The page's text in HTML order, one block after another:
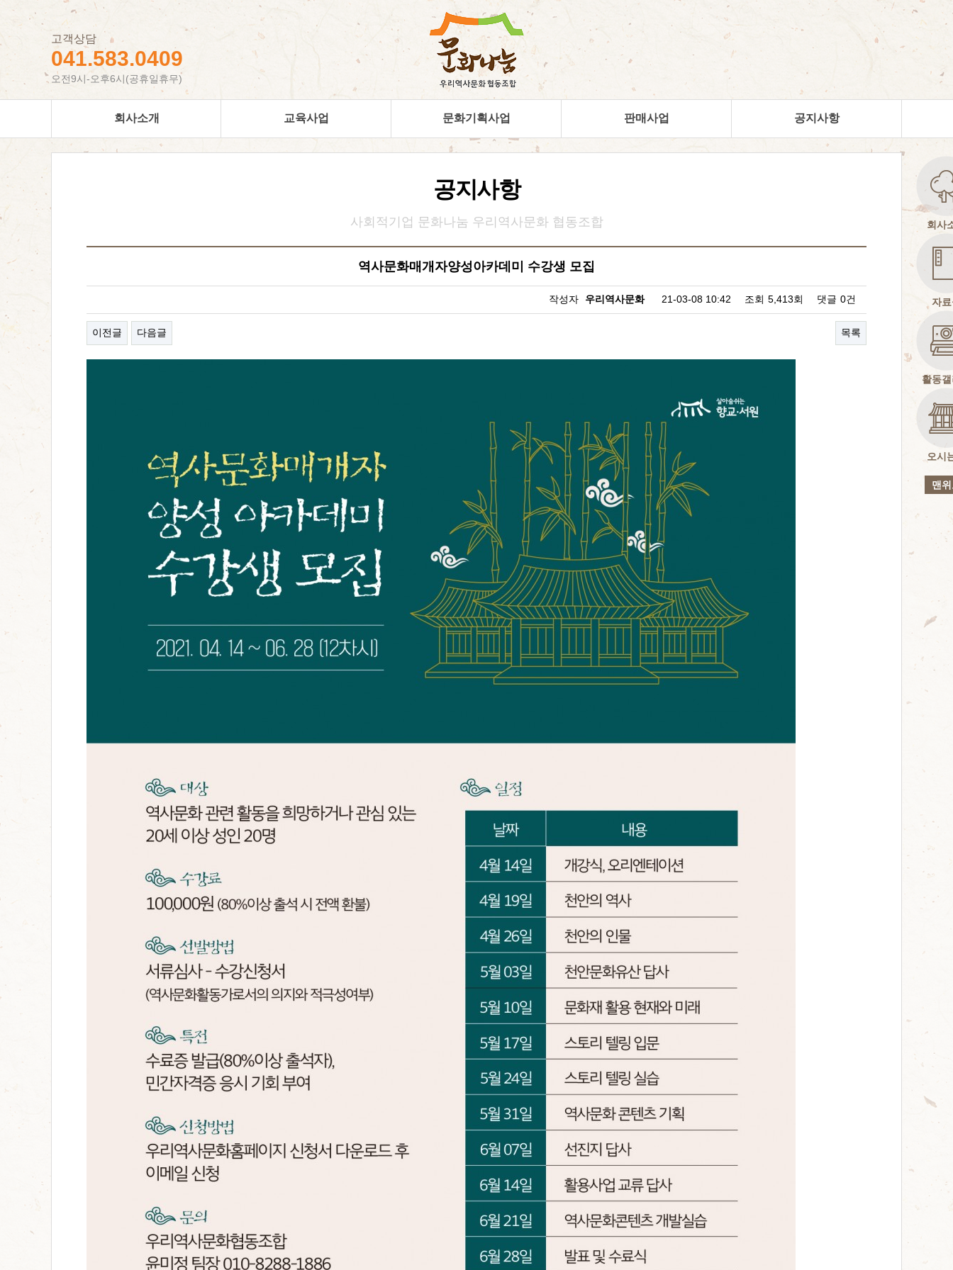
회사
자
활동
오시
맨
고객상담
041.583.0409
오전9시-오후6시(공휴일휴무)
회사소개 교육사업 문화기획사업 판매사업 공지사항
공지사항
역사문화매개자양성아카데미 수강생 모집
작성자 우리역사문화 21-03-08 10:42 조회 5,413회 댓글 0건
이전글 다음글 목록